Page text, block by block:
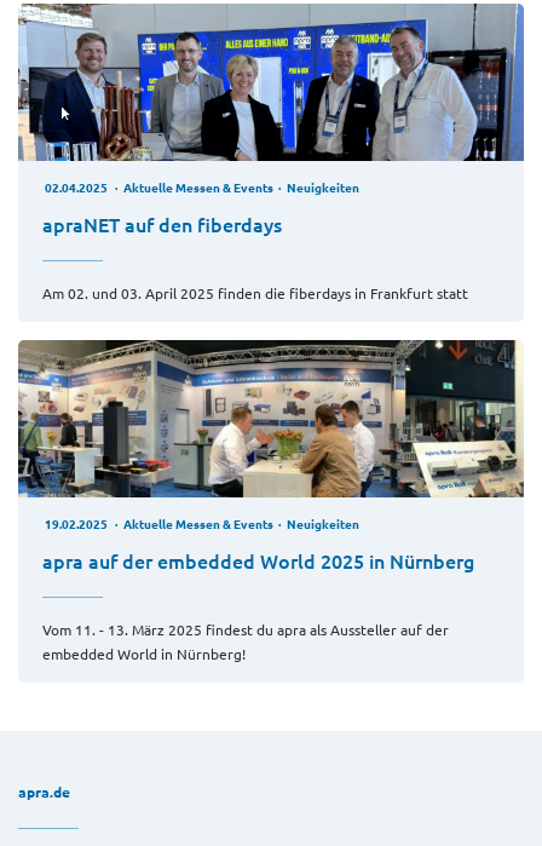
02.04.2025 Aktuelle Messen & Events Neuigkeiten
apraNET auf den fiberdays
Am 02. und 03. April 2025 finden die fiberdays in Frankfurt statt
19.02.2025 Aktuelle Messen & Events Neuigkeiten
apra auf der embedded World 2025 in Nürnberg
Vom 11. - 13. März 2025 findest du apra als Aussteller auf der
embedded World in Nürnberg!
apra.de